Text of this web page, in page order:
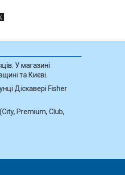
У магазині
та Києві.
Діскавері Fisher
Premium, Club,